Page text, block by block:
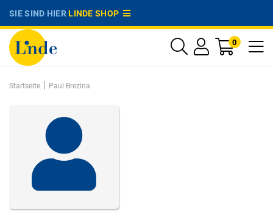
SIE SIND HIERLINDE SHOP
0
Startseite | Paul Brezina